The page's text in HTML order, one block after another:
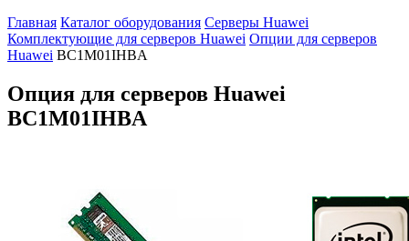
Главная Каталог оборудования Серверы Huawei
Комплектующие для серверов Huawei Опции для серверов
Huawei BC1M01IHBA
Опция для серверов Huawei
BC1M01IHBA